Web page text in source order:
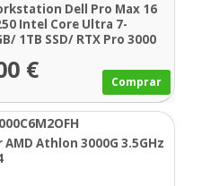
Dell Pro Max 16
Intel Core Ultra 7-
1TB SSD/ RTX Pro 3000
€ Comprar
Athlon 3000G 3.5GHz